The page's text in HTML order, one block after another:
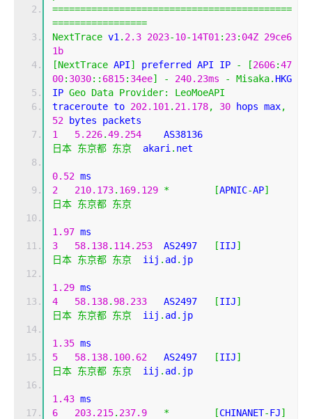
===========================================
=================
NextTrace v1 . 2.3 2023-10-14T01 : 23: 04Z 29ce6
1b
[NextTrace API] preferred API IP - [2606:47
00: 3030:: 6815: 34ee] - 240.23ms - Misaka. HKG
IP Geo Data Provider:
LeoMoeAPI
traceroute to 202.101 . 21.178, 30 hops max,
52 bytes packets
1
5.226.49.254
日本 东京都 东京
  akari
. net
0.52 ms
2
210.173. 169.129 * [APNIC-AP]
日本 东京都 东京
1.97 ms
3
58.138. 114.253
  AS2497
[IIJ]
日本 东京都 东京
  iij
. ad . jp
1.29 ms
4
58.138. 98.233
   AS2497
[IIJ]
日本 东京都 东京
  iij
. ad . jp
1.35 ms
5
58.138. 100.62
   AS2497
[IIJ]
日本 东京都 东京
  iij
. ad . jp
1.43 ms
6
203.215. 237.9 * [CHINANET-FJ]